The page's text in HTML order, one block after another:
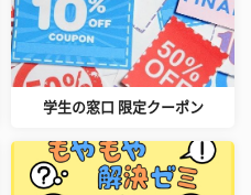
学生の窓口 限定クーポン